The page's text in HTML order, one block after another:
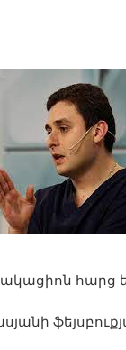
հարց